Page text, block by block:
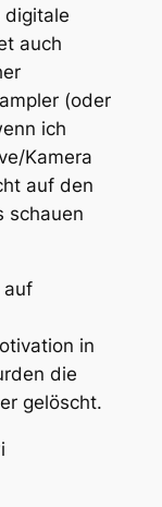
digitale
auch
(oder
ich
Kamera
auf den
schauen
auf
in
die
gelöscht.